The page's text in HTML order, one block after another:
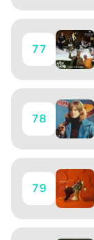
77
78
79